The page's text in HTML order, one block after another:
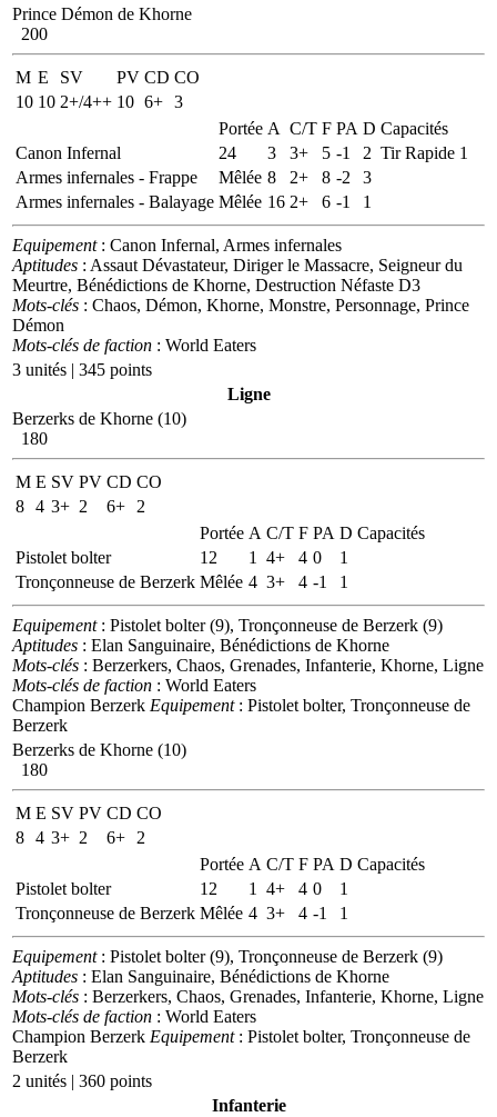
Prince Démon de Khorne
200
M E SV PV CD CO
10 10 2+/4++ 10 6+ 3
Portée A C/T F PA D Capacités
Canon Infernal
24 3 3+ 5 -1 2 Tir Rapide 1
Armes infernales - Frappe
Mêlée 8 2+ 8 -2
3
Armes infernales - Balayage Mêlée 16 2+ 6 -1 1
Equipement: Canon Infernal, Armes infernales
Aptitudes : Assaut Dévastateur, Diriger le Massacre, Seigneur du
Meurtre, Bénédictions de Khorne, Destruction Néfaste D3
Mots-clés : Chaos, Démon, Khorne, Monstre, Personnage, Prince
Démon
Mots-clés de faction : World Eaters
3 unités | 345 points
Ligne
Berzerks de Khorne (10)
180
M E SV PV CD CO
8 4 3+ 2 6+
2
Portée A C/T F PA D Capacités
Pistolet bolter
12 1 4+ 4 0
1
Tronçonneuse de Berzerk Mêlée 4 3+ 4 -1 1
Equipement: Pistolet bolter (9), Tronçonneuse de Berzerk (9)
Aptitudes : Elan Sanguinaire, Bénédictions de Khorne
Mots-clés : Berzerkers, Chaos, Grenades, Infanterie, Khorne, Ligne
Mots-clés de faction : World Eaters
Champion Berzerk Equipement: Pistolet bolter, Tronçonneuse de
Berzerk
Berzerks de Khorne (10)
180
M E SV PV CD CO
8 4 3+ 2 6+
2
Portée A C/T F PA D Capacités
Pistolet bolter
12 1 4+ 4 0
1
Tronçonneuse de Berzerk Mêlée 4 3+ 4 -1 1
Equipement: Pistolet bolter (9), Tronçonneuse de Berzerk (9)
Aptitudes : Elan Sanguinaire, Bénédictions de Khorne
Mots-clés : Berzerkers, Chaos, Grenades, Infanterie, Khorne, Ligne
Mots-clés de faction : World Eaters
Champion Berzerk Equipement: Pistolet bolter, Tronçonneuse de
Berzerk
2 unités | 360 points
Infanterie